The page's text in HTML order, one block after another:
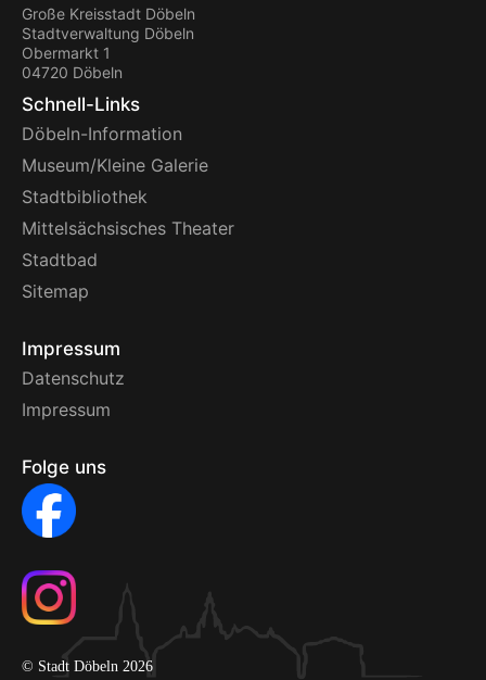
Große Kreisstadt Döbeln
Stadtverwaltung Döbeln
Obermarkt 1
04720 Döbeln
Schnell-Links
Döbeln-Information
Museum/Kleine Galerie
Stadtbibliothek
Mittelsächsisches Theater
Stadtbad
Sitemap
Impressum
Datenschutz
Impressum
Folge uns
© Stadt Döbeln 2026